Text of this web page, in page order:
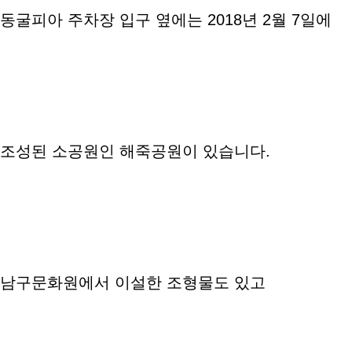
동굴피아 주차장 입구 옆에는 2018년 2월 7일에
조성된 소공원인 해죽공원이 있습니다.
남구문화원에서 이설한 조형물도 있고